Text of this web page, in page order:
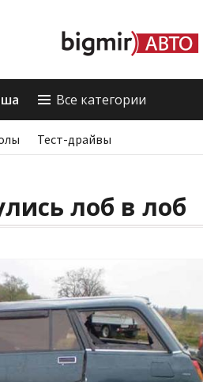
Все категории
Тест-драйвы
лоб в лоб